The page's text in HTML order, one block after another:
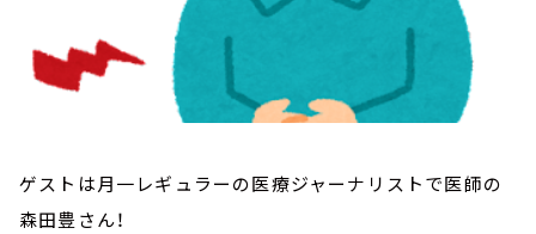
ゲストは月一レギュラーの医療ジャーナリストで医師の
森田豊さん！